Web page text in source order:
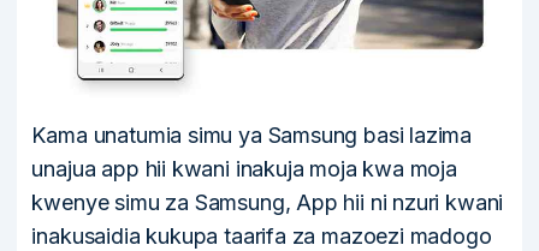
Kama unatumia simu ya Samsung basi lazima
unajua app hii kwani inakuja moja kwa moja
kwenye simu za Samsung, App hii ni nzuri kwani
inakusaidia kukupa taarifa za mazoezi madogo